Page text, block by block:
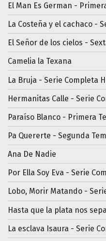
El Man Es German -
La Costeña y el cachaco -
El Señor de los cielos -
Camelia la Texana
La Bruja - Serie Completa
Hermanitas Calle - Serie
Paraíso Blanco - Primera
Pa Quererte - Segunda
Ana De Nadie
Por Ella Soy Eva - Serie
Lobo, Morir Matando -
Hasta que la plata nos
La esclava Isaura - Serie